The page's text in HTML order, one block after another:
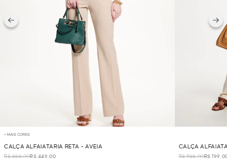
+ MAIS CORES
CALÇA ALFAIATARIA RETA - AVEIA
R$ 888,00R$ 449,00
CALÇA
R$ 988,00R$